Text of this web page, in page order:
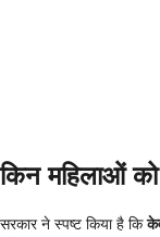
किन महिलाओं
सरकार ने स्पष्ट किया है कि